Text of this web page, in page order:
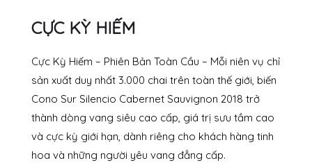
CỰC KỲ HIẾM
Cực Kỳ Hiếm – Phiên Bản Toàn Cầu – Mỗi niên vụ chỉ
sản xuất duy nhất 3.000 chai trên toàn thế giới, biến
Cono Sur Silencio Cabernet Sauvignon 2018 trở
thành dòng vang siêu cao cấp, giá trị sưu tầm cao
và cực kỳ giới hạn, dành riêng cho khách hàng tinh
hoa và những người yêu vang đẳng cấp.